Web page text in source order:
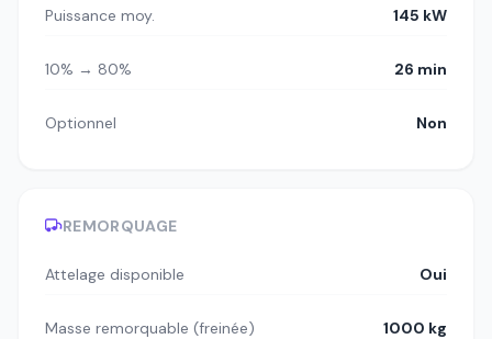
Puissance moy. 145 kW
10% → 80% 26 min
Optionnel Non
REMORQUAGE
Attelage disponible Oui
Masse remorquable (freinée) 1000 kg